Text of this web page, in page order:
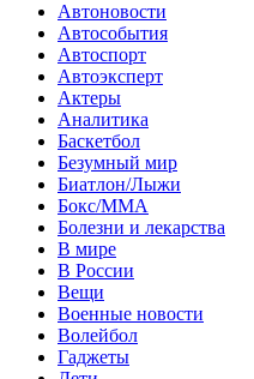
Автоновости
Автособытия
Автоспорт
Автоэксперт
Актеры
Аналитика
Баскетбол
Безумный мир
Биатлон/Лыжи
Бокс/MMA
Болезни и лекарства
В мире
В России
Вещи
Военные новости
Волейбол
Гаджеты